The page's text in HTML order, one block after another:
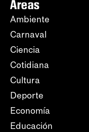
Áreas
Ambiente
Carnaval
Ciencia
Cotidiana
Cultura
Deporte
Economía
Educación